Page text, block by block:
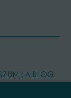
IA BLOG